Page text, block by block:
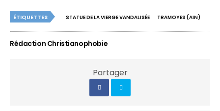
ÉTIQUETTES STATUE DE LA VIERGE VANDALISÉE TRAMOYES (AIN)
Rédaction Christianophobie
Partager